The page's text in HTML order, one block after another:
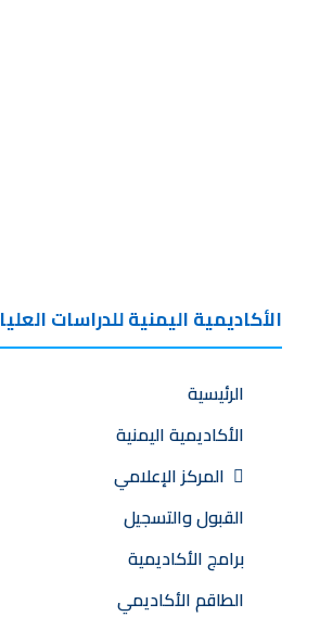
الأكاديمية اليمنية للدراسات العليا
الرئيسية
الأكاديمية اليمنية
المركز الإعلامي
القبول والتسجيل
برامج الأكاديمية
الطاقم الأكاديمي